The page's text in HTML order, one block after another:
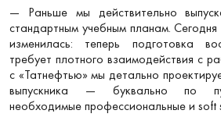
— Раньше мы действительно
стандартным учебным планам.
изменилась: теперь подготовка
требует плотного взаимодействия с
с «Татнефтью» мы детально
выпускника — буквально по
необходимые профессиональные и soft